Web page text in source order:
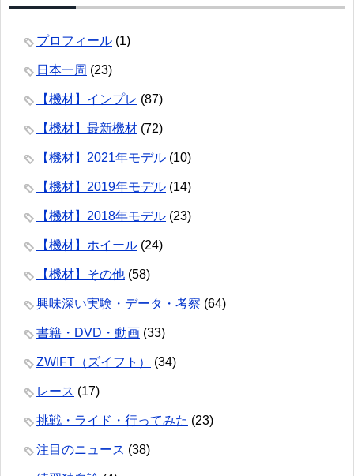
プロフィール (1)
日本一周 (23)
【機材】インプレ (87)
【機材】最新機材 (72)
【機材】2021年モデル (10)
【機材】2019年モデル (14)
【機材】2018年モデル (23)
【機材】ホイール (24)
【機材】その他 (58)
興味深い実験・データ・考察 (64)
書籍・DVD・動画 (33)
ZWIFT（ズイフト） (34)
レース (17)
挑戦・ライド・行ってみた (23)
注目のニュース (38)